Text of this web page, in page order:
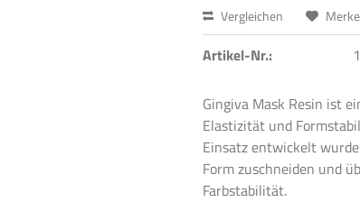
Vergleichen
Artikel-Nr.:
Gingiva Mask Resin ist
Elastizität und
Einsatz entwickelt
Form zuschneiden und
Farbstabilität.